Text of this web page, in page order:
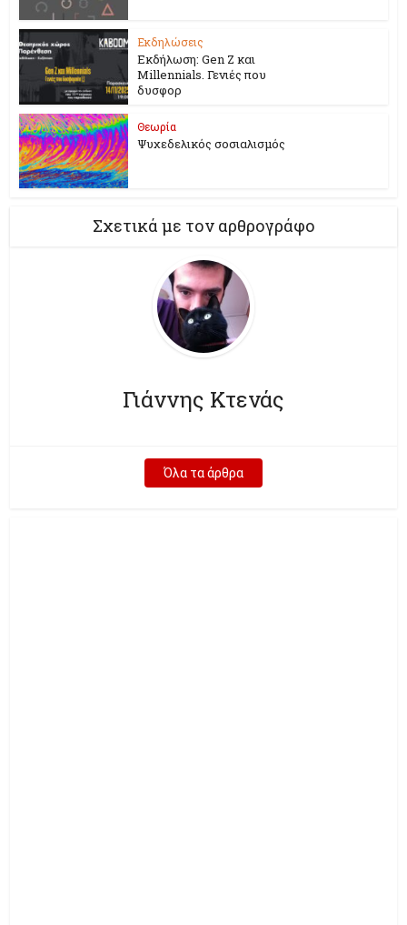
Εκδηλώσεις
Εκδήλωση: Gen Z και
Millennials. Γενιές που
δυσφορ
Θεωρία
Ψυχεδελικός σοσιαλισμός
Σχετικά με τον αρθρογράφο
Γιάννης Κτενάς
Όλα τα άρθρα